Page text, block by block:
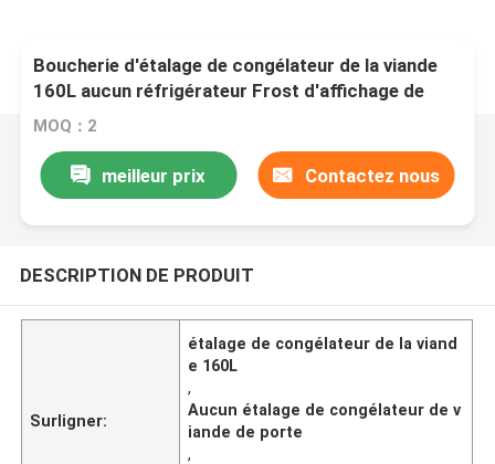
Boucherie d'étalage de congélateur de la viande
160L aucun réfrigérateur Frost d'affichage de
porte - libre
MOQ：2
meilleur prix Contactez nous
DESCRIPTION DE PRODUIT
Surligner:
étalage de congélateur de la viand
e 160L
,
Aucun étalage de congélateur de v
iande de porte
,